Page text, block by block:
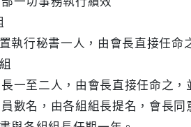
執行秘書一人，由會長直接任命
一至二人，由會長直接任命之，
數名，由各組組長提名，會長同